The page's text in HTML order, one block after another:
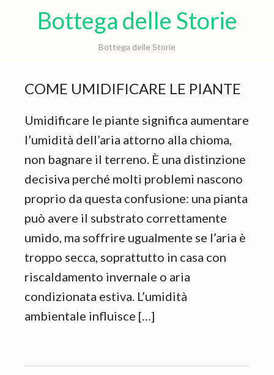
Bottega delle Storie
Bottega delle Storie
COME UMIDIFICARE LE PIANTE
Umidificare le piante significa aumentare
l’umidità dell’aria attorno alla chioma,
non bagnare il terreno. È una distinzione
decisiva perché molti problemi nascono
proprio da questa confusione: una pianta
può avere il substrato correttamente
umido, ma soffrire ugualmente se l’aria è
troppo secca, soprattutto in casa con
riscaldamento invernale o aria
condizionata estiva. L’umidità
ambientale influisce […]